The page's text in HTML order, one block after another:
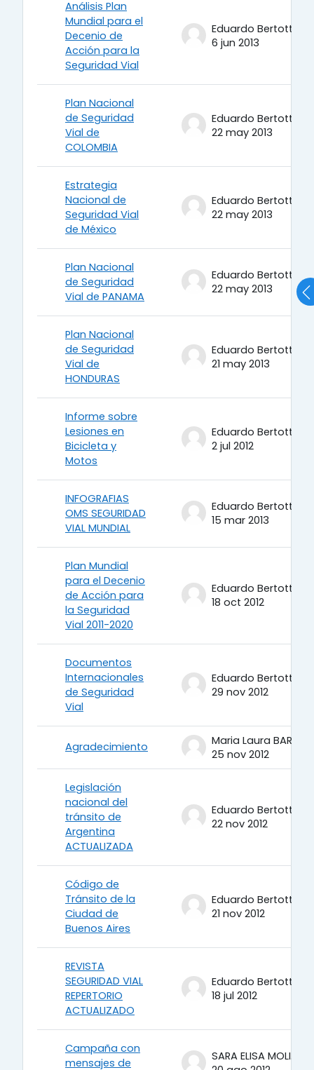
Análisis Plan
Mundial para el
Decenio de
Acción para la
Seguridad Vial
Eduardo Bertotti
6 jun 2013
Plan Nacional
de Seguridad
Vial de
COLOMBIA
Eduardo Bertotti
22 may 2013
Estrategia
Nacional de
Seguridad Vial
de México
Eduardo Bertotti
22 may 2013
Plan Nacional
de Seguridad
Vial de PANAMA
Eduardo Bertotti
22 may 2013
Plan Nacional
de Seguridad
Vial de
HONDURAS
Eduardo Bertotti
21 may 2013
Informe sobre
Lesiones en
Bicicleta y
Motos
Eduardo Bertotti
2 jul 2012
INFOGRAFIAS
OMS SEGURIDAD
VIAL MUNDIAL
Eduardo Bertotti
15 mar 2013
Plan Mundial
para el Decenio
de Acción para
la Seguridad
Vial 2011-2020
Eduardo Bertotti
18 oct 2012
Documentos
Internacionales
de Seguridad
Vial
Eduardo Bertotti
29 nov 2012
Agradecimiento
25 nov 2012
Legislación
nacional del
tránsito de
Argentina
ACTUALIZADA
Eduardo Bertotti
22 nov 2012
Código de
Tránsito de la
Ciudad de
Buenos Aires
Eduardo Bertotti
21 nov 2012
REVISTA
SEGURIDAD VIAL
REPERTORIO
ACTUALIZADO
Eduardo Bertotti
18 jul 2012
Campaña con
mensajes de
SARA ELISA MOLINA